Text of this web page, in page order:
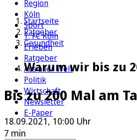
Region
Köln
Sport
1. FC Köln
Erleben
Ratgeber
Aus aller Welt
Politik
Wirtschaft
Newsletter
E-Paper
Startseite
Ratgeber
Gesundheit
Warum wir bis zu
Bis zu 200 Mal am
18.09.2021, 10:00 Uhr
7 min